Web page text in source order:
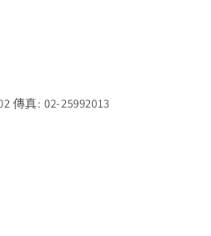
傳真: 02-25992013